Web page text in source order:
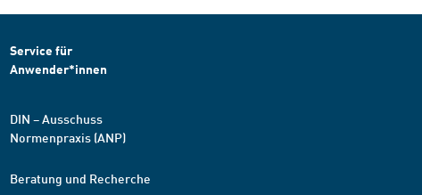
Service für
Anwender*innen
DIN – Ausschuss
Normenpraxis (ANP)
Beratung und Recherche